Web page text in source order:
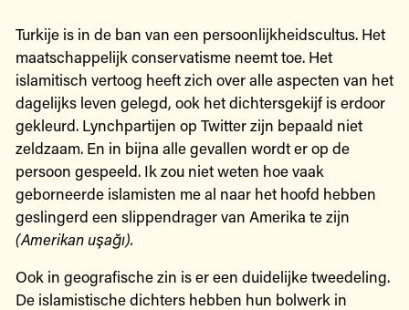
Turkije is in de ban van een persoonlijkheidscultus. Het
maatschappelijk conservatisme neemt toe. Het
islamitisch vertoog heeft zich over alle aspecten van het
dagelijks leven gelegd, ook het dichtersgekijf is erdoor
gekleurd. Lynchpartijen op Twitter zijn bepaald niet
zeldzaam. En in bijna alle gevallen wordt er op de
persoon gespeeld. Ik zou niet weten hoe vaak
geborneerde islamisten me al naar het hoofd hebben
geslingerd een slippendrager van Amerika te zijn
(Amerikan uşağı).
Ook in geografische zin is er een duidelijke tweedeling.
De islamistische dichters hebben hun bolwerk in